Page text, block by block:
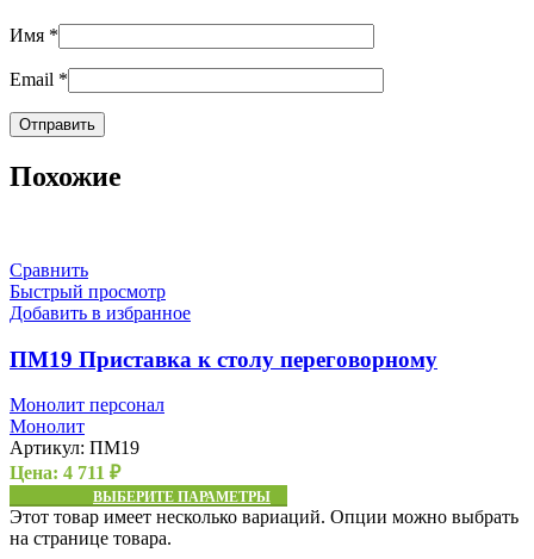
Имя *
Email *
Похожие
Сравнить
Быстрый просмотр
Добавить в избранное
ПМ19 Приставка к столу переговорному
Монолит персонал
Монолит
Артикул: ПМ19
Цена: 4 711 ₽
ВЫБЕРИТЕ ПАРАМЕТРЫ
Этот товар имеет несколько вариаций. Опции можно выбрать
на странице товара.